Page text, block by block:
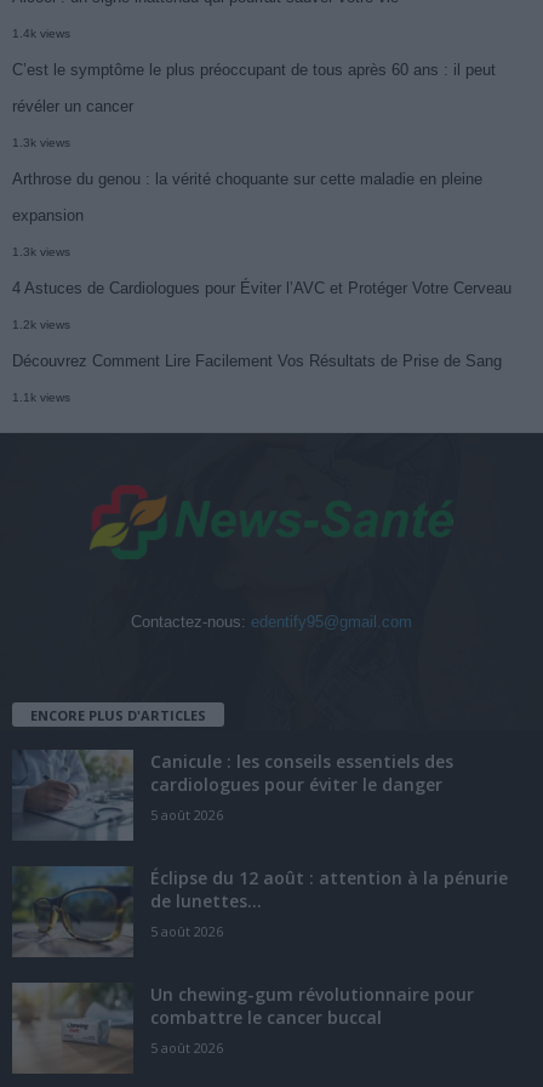
1.4k views
C’est le symptôme le plus préoccupant de tous après 60 ans : il peut
révéler un cancer
1.3k views
Arthrose du genou : la vérité choquante sur cette maladie en pleine
expansion
1.3k views
4 Astuces de Cardiologues pour Éviter l’AVC et Protéger Votre Cerveau
1.2k views
Découvrez Comment Lire Facilement Vos Résultats de Prise de Sang
1.1k views
Contactez-nous: edentify95@gmail.com
ENCORE PLUS D'ARTICLES
Canicule : les conseils essentiels des
cardiologues pour éviter le danger
5 août 2026
Éclipse du 12 août : attention à la pénurie
de lunettes...
5 août 2026
Un chewing-gum révolutionnaire pour
combattre le cancer buccal
5 août 2026